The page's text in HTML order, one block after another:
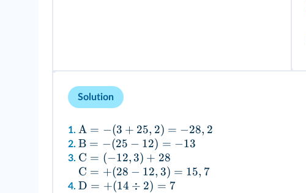
Solution
1. A = −(3 + 25, 2) = −28, 2
2. B = −(25 − 12) = −13
3. C = (−12,3) + 28
C = +(28 − 12, 3) = 15, 7
4. D = +(14 ÷ 2) = 7